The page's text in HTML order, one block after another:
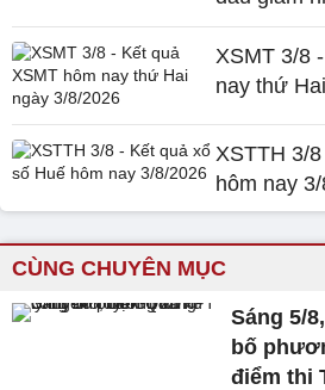
XSMT 3/8
nay thứ
XSTTH 3/
hôm nay
CÙNG CHUYÊN MỤC
Sáng 5/
bố
điểm thi